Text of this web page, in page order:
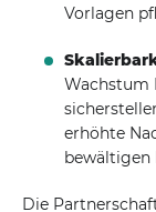
Vorlagen
Wachstum
erhöhte
bewältigen
Die